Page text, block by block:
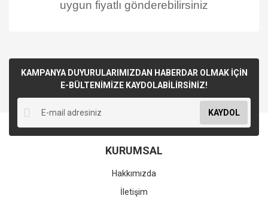
uygun fiyatlı gönderebilirsiniz
KAMPANYA DUYURULARIMIZDAN HABERDAR OLMAK İÇİN
E-BÜLTENİMİZE KAYDOLABİLİRSİNİZ!
KAYDOL
KURUMSAL
Hakkımızda
İletişim